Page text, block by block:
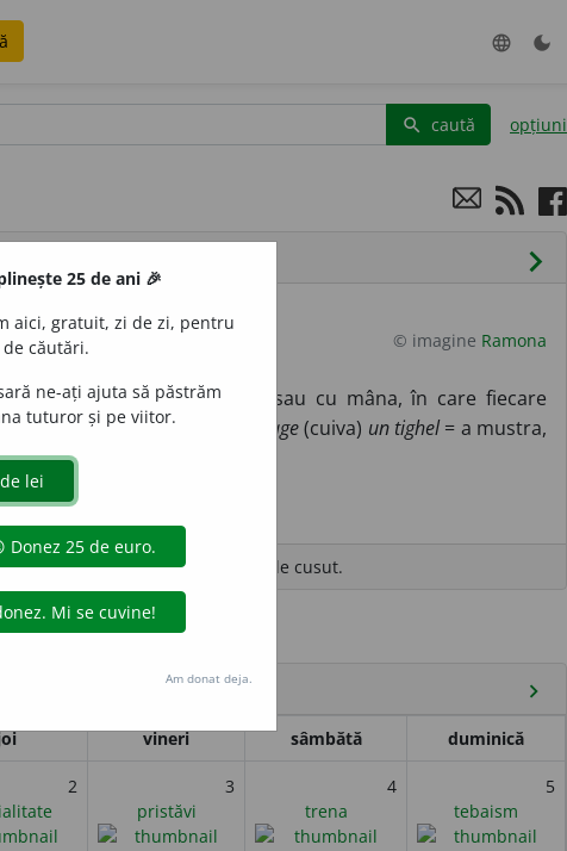
language dark_mode
search caută opțiuni
chevron_right
© imagine Ramona
regulată, făcută cu mașina sau cu mâna, în care fiecare
◊Expr.(Pop.și A trage(cuiva) un tighel= a mustra,
pionier în dezvoltarea mașinilor de cusut.
chevron_right
vineri sâmbătă duminică
2
3
pristăvi
4
trena
5
tebaism
25 de ani 🎉
aici, gratuit, zi de zi, pentru
căutări.
ne-ați ajuta să păstrăm
tuturor și pe viitor.
Am donat deja.